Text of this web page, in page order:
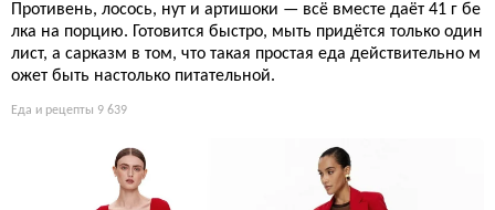
Противень, лосось, нут и артишоки — всё вместе даёт 41 г бе
лка на порцию. Готовится быстро, мыть придётся только один
лист, а сарказм в том, что такая простая еда действительно м
ожет быть настолько питательной.
Еда и рецепты 9 639